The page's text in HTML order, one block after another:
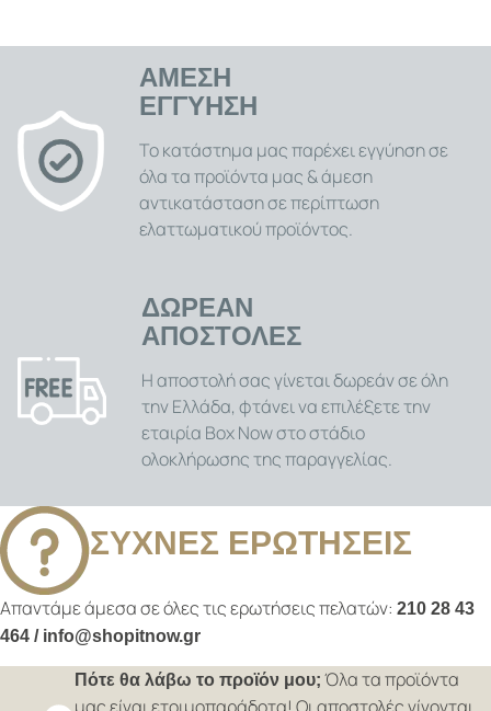
ΑΜΕΣΗ
ΕΓΓΥΗΣΗ
Το κατάστημα μας παρέχει εγγύηση σε
όλα τα προϊόντα μας & άμεση
αντικατάσταση σε περίπτωση
ελαττωματικού προϊόντος.
ΔΩΡΕΑΝ
ΑΠΟΣΤΟΛΕΣ
Η αποστολή σας γίνεται δωρεάν σε όλη
την Ελλάδα, φτάνει να επιλέξετε την
εταιρία Box Now στο στάδιο
ολοκλήρωσης της παραγγελίας.
ΣΥΧΝΕΣ ΕΡΩΤΗΣΕΙΣ
Απαντάμε άμεσα σε όλες τις ερωτήσεις πελατών: 210 28 43
464 / info@shopitnow.gr
Πότε θα λάβω το προϊόν μου; Όλα τα προϊόντα